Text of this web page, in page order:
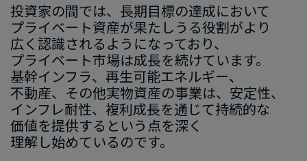
投資家の​間では、​長期目標の​達成に​おいて​
プライベート資産が​果たしうる​役割が​より​
広く​認識されるようになっており、​
プライベート市場は​成長を​続けています。​
基幹インフラ、​再生可能エネルギー、​
不動産、​その​他実物資産の​事業は、​安定性、​
インフレ耐性、​複利成長を​通じて​持続的な​
価値を​提供すると​いう​点を​深く​
理解し始めているのです。